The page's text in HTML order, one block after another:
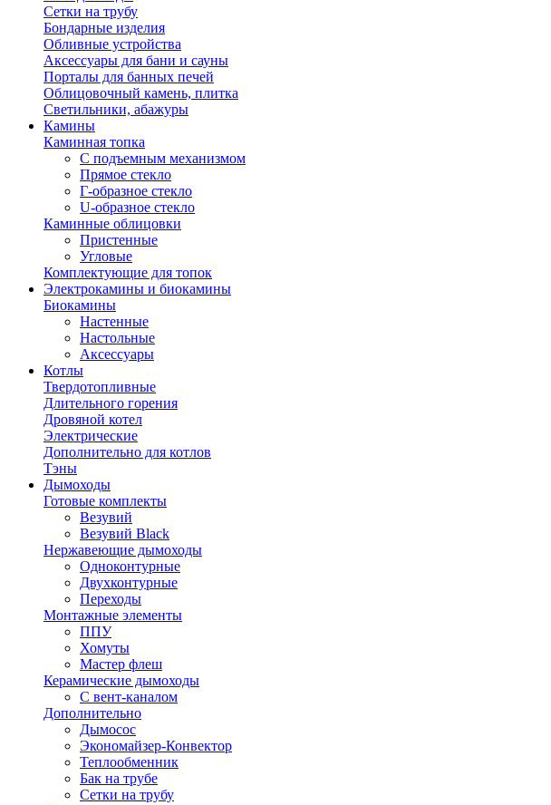
Сетки на трубу
Бондарные изделия
Обливные устройства
Аксессуары для бани и сауны
Порталы для банных печей
Облицовочный камень, плитка
Светильники, абажуры
Камины
Каминная топка
С подъемным механизмом
Прямое стекло
Г-образное стекло
U-образное стекло
Каминные облицовки
Пристенные
Угловые
Комплектующие для топок
Электрокамины и биокамины
Биокамины
Настенные
Настольные
Аксессуары
Котлы
Твердотопливные
Длительного горения
Дровяной котел
Электрические
Дополнительно для котлов
Тэны
Дымоходы
Готовые комплекты
Везувий
Везувий Black
Нержавеющие дымоходы
Одноконтурные
Двухконтурные
Переходы
Монтажные элементы
ППУ
Хомуты
Мастер флеш
Керамические дымоходы
С вент-каналом
Дополнительно
Дымосос
Экономайзер-Конвектор
Теплообменник
Бак на трубе
Сетки на трубу